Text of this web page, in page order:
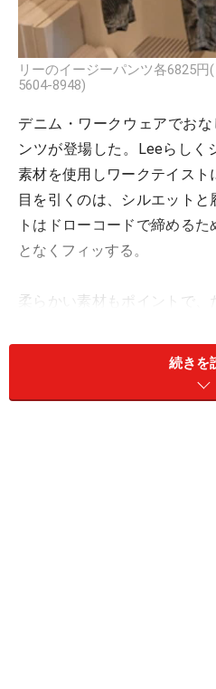
リーのイージーパンツ各6825
5604-8948)
デニム・ワークウェアでお
ンツが登場した。Leeらしく
素材を使用しワークテイスト
目を引くのは、シルエット
トはドローコードで締める
となくフィッする。
柔らかい素材もポイントで、
まり具合を演出できるおすす
【関連リンク】
続きを